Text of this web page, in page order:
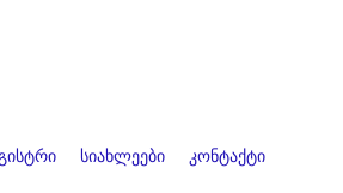
სიახლეები კონტაქტი